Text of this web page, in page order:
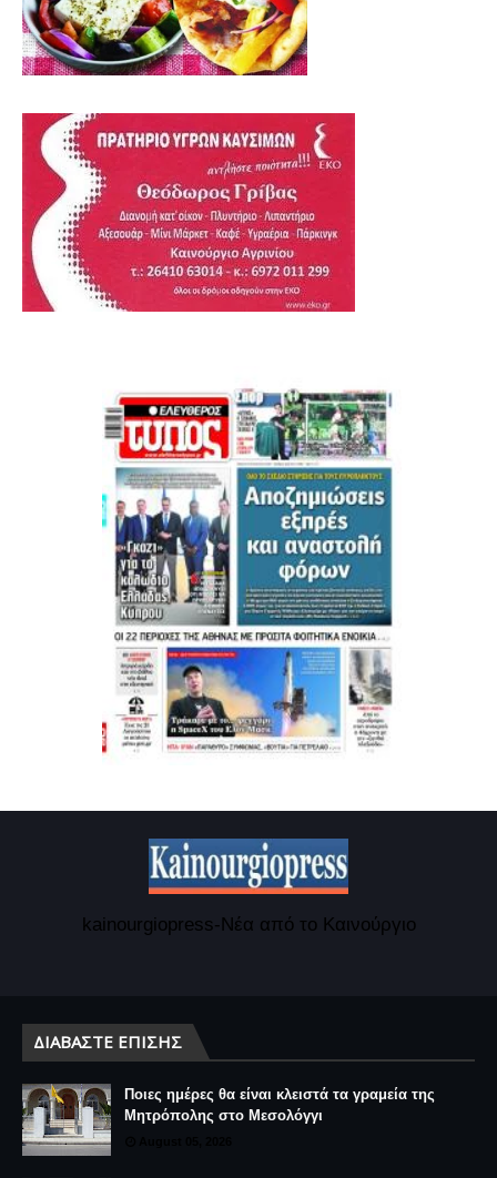
kainourgiopress-Νέα από το Καινούργιο
ΔΙΑΒΆΣΤΕ ΕΠΊΣΗΣ
Ποιες ημέρες θα είναι κλειστά τα γραμεία της
Μητρόπολης στο Μεσολόγγι